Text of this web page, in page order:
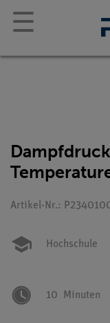
☰
Artikel-Nr.:
Hochschule
10 Minuten